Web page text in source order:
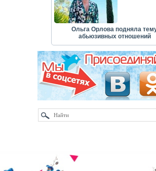
Ольга Орлова подняла
абьюзивных отношений